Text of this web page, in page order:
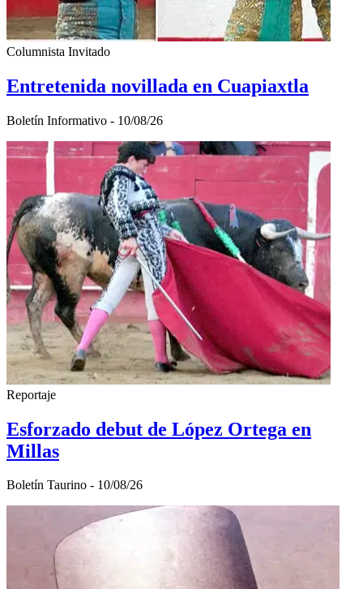
Columnista Invitado
Entretenida novillada en Cuapiaxtla
Boletín Informativo - 10/08/26
Reportaje
Esforzado debut de López Ortega en
Millas
Boletí­n Taurino - 10/08/26